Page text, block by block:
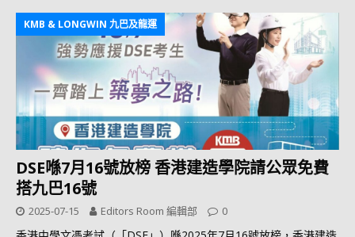
KMB & LONGWIN 九巴及龍運
DSE喺7月16號放榜 香港建造學院請公眾免費
搭九巴16號
2025-07-15 Editors Room 編輯部 0